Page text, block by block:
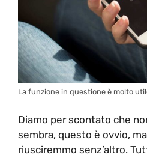
La funzione in questione è molto
Diamo per scontato che
sembra, questo è ovvio,
riusciremmo senz’altro.